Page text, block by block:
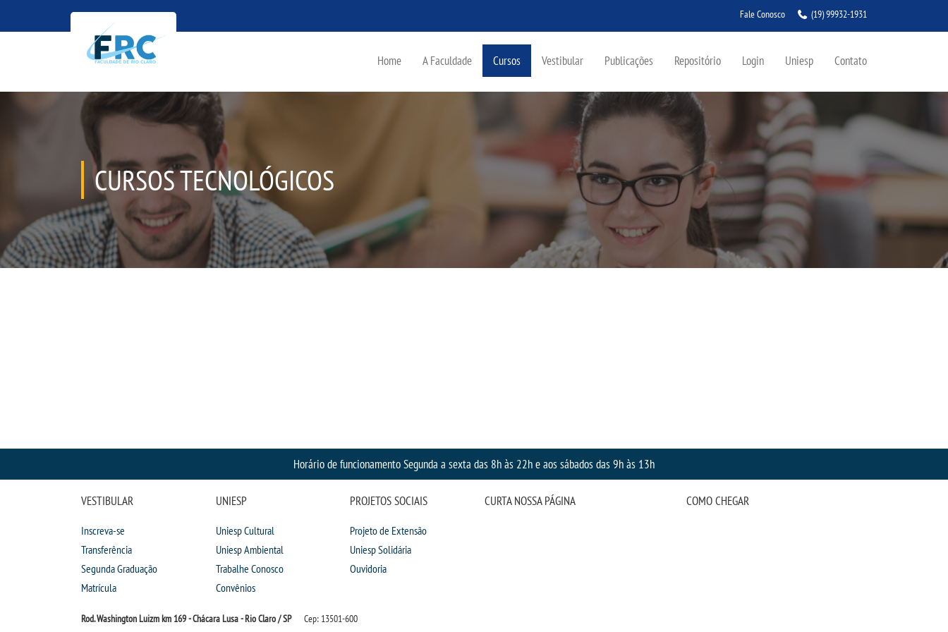
Fale Conosco (19) 99932-1931
Home A Faculdade Cursos Vestibular Publicações Repositório Login Uniesp Contato
CURSOS TECNOLÓGICOS
Horário de funcionamento Segunda a sexta das 8h às 22h e aos sábados das 9h às 13h
VESTIBULAR
Inscreva-se
Transferência
Segunda Graduação
Matrícula
UNIESP
Uniesp Cultural
Uniesp Ambiental
Trabalhe Conosco
Convênios
PROJETOS SOCIAIS
Projeto de Extensão
Uniesp Solidária
Ouvidoria
Rod. Washington Luizm km 169 - Chácara Lusa - Rio Claro / SP
Cep: 13501-600
CURTA NOSSA PÁGINA COMO CHEGAR